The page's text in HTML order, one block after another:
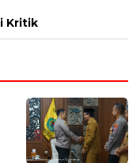
Kritik